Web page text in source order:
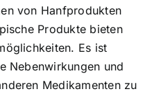
von Hanfprodukten
Produkte bieten
Es ist
Nebenwirkungen und
Medikamenten zu